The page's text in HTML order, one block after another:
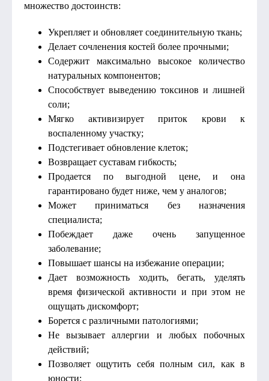
множество достоинств:
Укрепляет и обновляет соединительную ткань;
Делает сочленения костей более прочными;
Содержит максимально высокое количество
натуральных компонентов;
Способствует выведению токсинов и лишней
соли;
Мягко активизирует приток крови к
воспаленному участку;
Подстегивает обновление клеток;
Возвращает суставам гибкость;
Продается по выгодной цене, и она
гарантировано будет ниже, чем у аналогов;
Может приниматься без назначения
специалиста;
Побеждает даже очень запущенное
заболевание;
Повышает шансы на избежание операции;
Дает возможность ходить, бегать, уделять
время физической активности и при этом не
ощущать дискомфорт;
Борется с различными патологиями;
Не вызывает аллергии и любых побочных
действий;
Позволяет ощутить себя полным сил, как в
юности;